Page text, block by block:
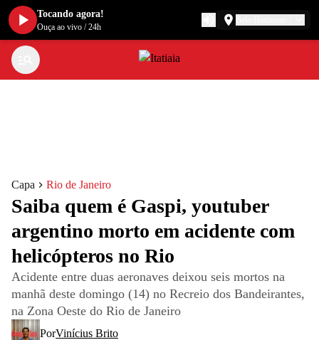
Capa Rio de Janeiro
Saiba quem é Gaspi, youtuber
argentino morto em acidente com
helicópteros no Rio
Acidente entre duas aeronaves deixou seis mortos na
manhã deste domingo (14) no Recreio dos Bandeirantes,
na Zona Oeste do Rio de Janeiro
PorVinícius Brito
Tocando agora!
Ouça ao vivo /24h